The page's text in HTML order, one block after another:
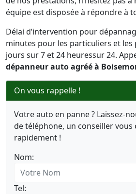
équipe est disposée à répondre à
Délai d’intervention pour
minutes pour les particuliers et les
jours sur 7 et 24 heuressur 24.
dépanneur auto agréé à
On vous rappelle !
Votre auto en panne ? Laissez-
de téléphone, un conseiller vous
rapidement !
Nom:
Tel: